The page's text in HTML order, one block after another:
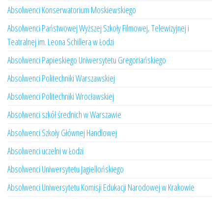
Absolwenci Konserwatorium Moskiewskiego
Absolwenci Państwowej Wyższej Szkoły Filmowej, Telewizyjnej i
Teatralnej im. Leona Schillera w Łodzi
Absolwenci Papieskiego Uniwersytetu Gregoriańskiego
Absolwenci Politechniki Warszawskiej
Absolwenci Politechniki Wrocławskiej
Absolwenci szkół średnich w Warszawie
Absolwenci Szkoły Głównej Handlowej
Absolwenci uczelni w Łodzi
Absolwenci Uniwersytetu Jagiellońskiego
Absolwenci Uniwersytetu Komisji Edukacji Narodowej w Krakowie